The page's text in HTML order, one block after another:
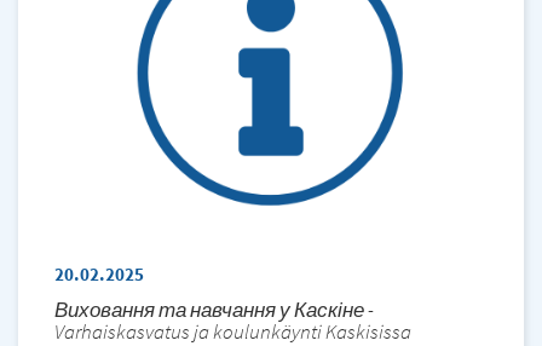
20.02.2025
Виховання та навчання у Каскіне -
Varhaiskasvatus ja koulunkäynti Kaskisissa